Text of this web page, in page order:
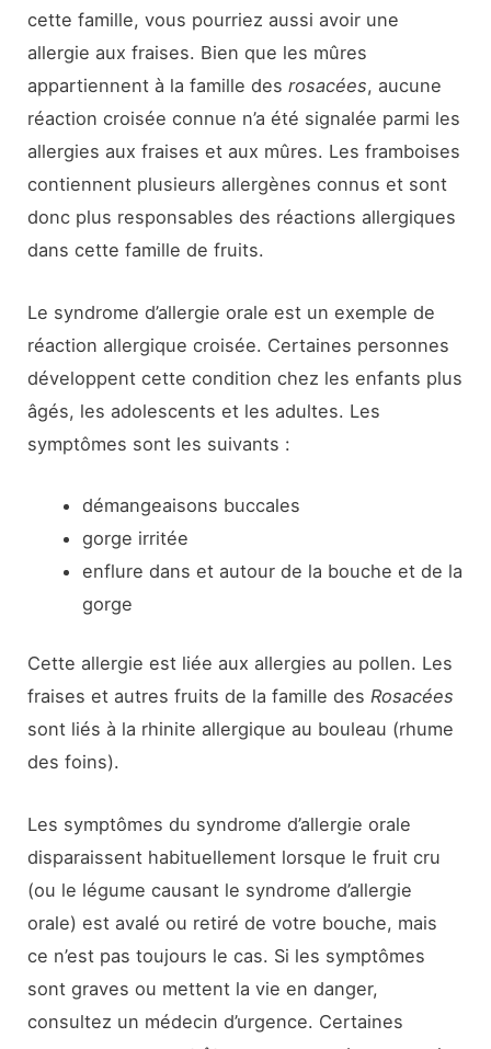
cette famille, vous pourriez aussi avoir une
allergie aux fraises. Bien que les mûres
appartiennent à la famille desrosacées, aucune
réaction croisée connue n’a été signalée parmi les
allergies aux fraises et aux mûres. Les framboises
contiennent plusieurs allergènes connus et sont
donc plus responsables des réactions allergiques
dans cette famille de fruits.
Le syndrome d’allergie orale est un exemple de
réaction allergique croisée. Certaines personnes
développent cette condition chez les enfants plus
âgés, les adolescents et les adultes. Les
symptômes sont les suivants :
démangeaisons buccales
gorge irritée
enflure dans et autour de la bouche et de la
gorge
Cette allergie est liée aux allergies au pollen. Les
fraises et autres fruits de la famille desRosacées
sont liés à la rhinite allergique au bouleau (rhume
des foins).
Les symptômes du syndrome d’allergie orale
disparaissent habituellement lorsque le fruit cru
(ou le légume causant le syndrome d’allergie
orale) est avalé ou retiré de votre bouche, mais
ce n’est pas toujours le cas. Si les symptômes
sont graves ou mettent la vie en danger,
consultez un médecin d’urgence. Certaines